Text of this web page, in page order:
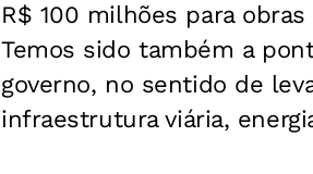
R$ 100 milhões para
Temos sido também a
governo, no sentido de
infraestrutura viária,